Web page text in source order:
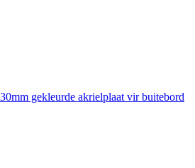
gekleurde akrielplaat vir buitebord